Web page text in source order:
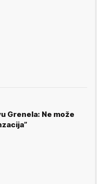
Grenela: Ne može